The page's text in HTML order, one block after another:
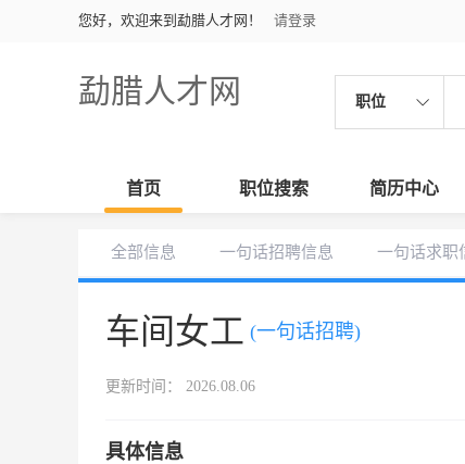
您好，欢迎来到勐腊人才网！ 请登录
勐腊人才网 职位
首页 职位搜索 简历中心
全部信息 一句话招聘信息 一句话求职
车间女工 (一句话招聘)
更新时间： 2026.08.06
具体信息